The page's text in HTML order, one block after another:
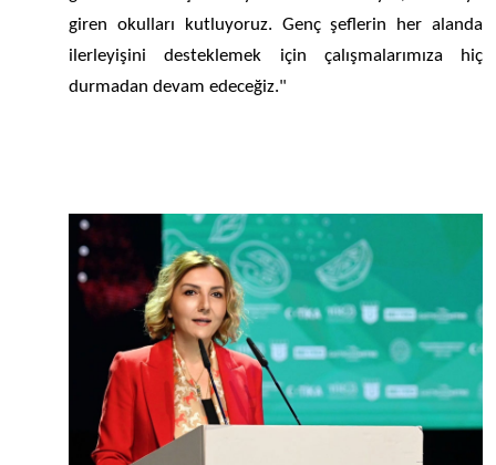
giren okulları kutluyoruz. Genç şeflerin her alanda
ilerleyişini desteklemek için çalışmalarımıza hiç
durmadan devam edeceğiz."